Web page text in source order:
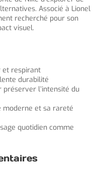
Associé à Lionel
recherché pour son
visuel.
et respirant
durabilité
préserver l’intensité du
moderne et sa rareté
quotidien comme